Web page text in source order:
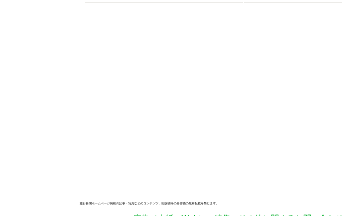
旅行新聞ホームページ掲載の記事・写真などのコンテンツ、出版物等の著作物の無断転載を禁じます。